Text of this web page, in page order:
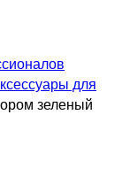
для
зеленый